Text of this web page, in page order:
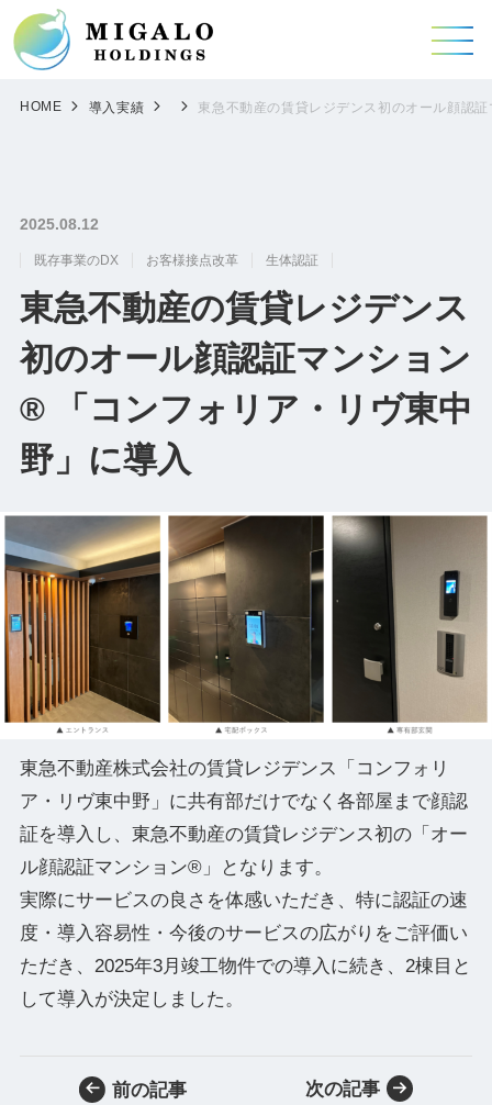
HOME 導入実績 東急不動産の賃貸レジデンス初のオール顔認
2025.08.12
既存事業のDX お客様接点改革 生体認証
東急不動産の賃貸レジデンス
初のオール顔認証マンション
® 「コンフォリア・リヴ東中
野」に導入
東急不動産株式会社の賃貸レジデンス「コンフォリ
ア・リヴ東中野」に共有部だけでなく各部屋まで顔認
証を導入し、東急不動産の賃貸レジデンス初の「オー
ル顔認証マンション®」となります。
実際にサービスの良さを体感いただき、特に認証の速
度・導入容易性・今後のサービスの広がりをご評価い
ただき、2025年3月竣工物件での導入に続き、2棟目と
して導入が決定しました。
前の記事 次の記事